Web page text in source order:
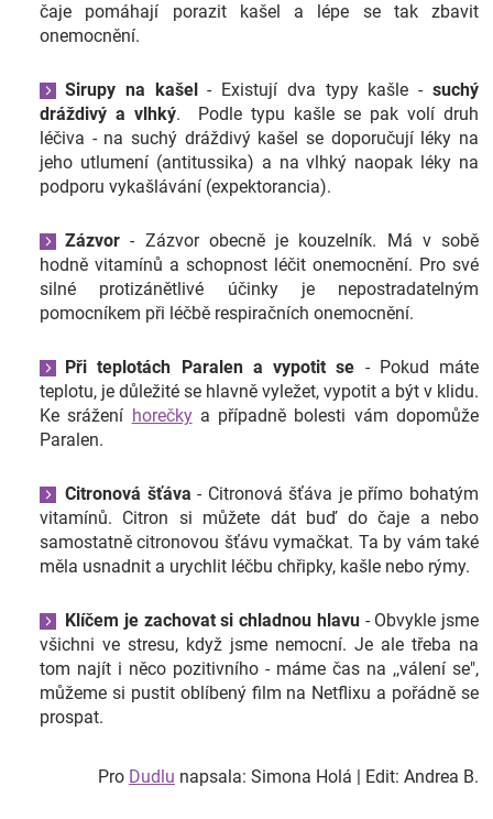
Přihlášení
čaje pomáhají porazit kašel a lépe se tak zbavit
onemocnění.
Sirupy na kašel - Existují dva typy kašle -suchý
dráždivý a vlhký. Podle typu kašle se pak volí druh
léčiva - na suchý dráždivý kašel se doporučují léky na
jeho utlumení (antitussika) a na vlhký naopak léky na
podporu vykašlávání (expektorancia).
Zázvor - Zázvor obecně je kouzelník. Má v sobě
hodně vitamínů a schopnost léčit onemocnění. Pro své
silné protizánětlivé účinky je nepostradatelným
pomocníkem při léčbě respiračních onemocnění.
Při teplotách Paralen a vypotit se - Pokud máte
teplotu, je důležité se hlavně vyležet, vypotit a být v klidu.
Ke srážení horečkya případně bolesti vám dopomůže
Paralen.
Citronová šťáva - Citronová šťáva je přímo bohatým
vitamínů. Citron si můžete dát buď do čaje a nebo
samostatně citronovou šťávu vymačkat. Ta by vám také
měla usnadnit a urychlit léčbu chřipky, kašle nebo rýmy.
Klíčem je zachovat si chladnou hlavu- Obvykle jsme
všichni ve stresu, když jsme nemocní. Je ale třeba na
tom najít i něco pozitivního - máme čas na ,,válení se",
můžeme si pustit oblíbený film na Netflixu a pořádně se
prospat.
Pro Dudlu napsala: Simona Holá | Edit: Andrea B.